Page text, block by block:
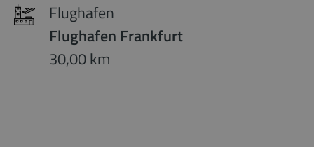
Flughafen
Flughafen Frankfurt
30,00 km